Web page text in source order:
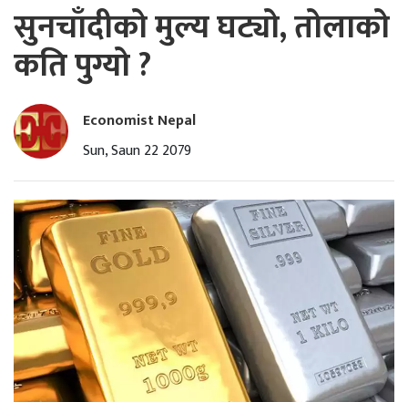
सुनचाँदीको मुल्य घट्यो, तोलाको
कति पुग्यो ?
Economist Nepal
Sun, Saun 22 2079